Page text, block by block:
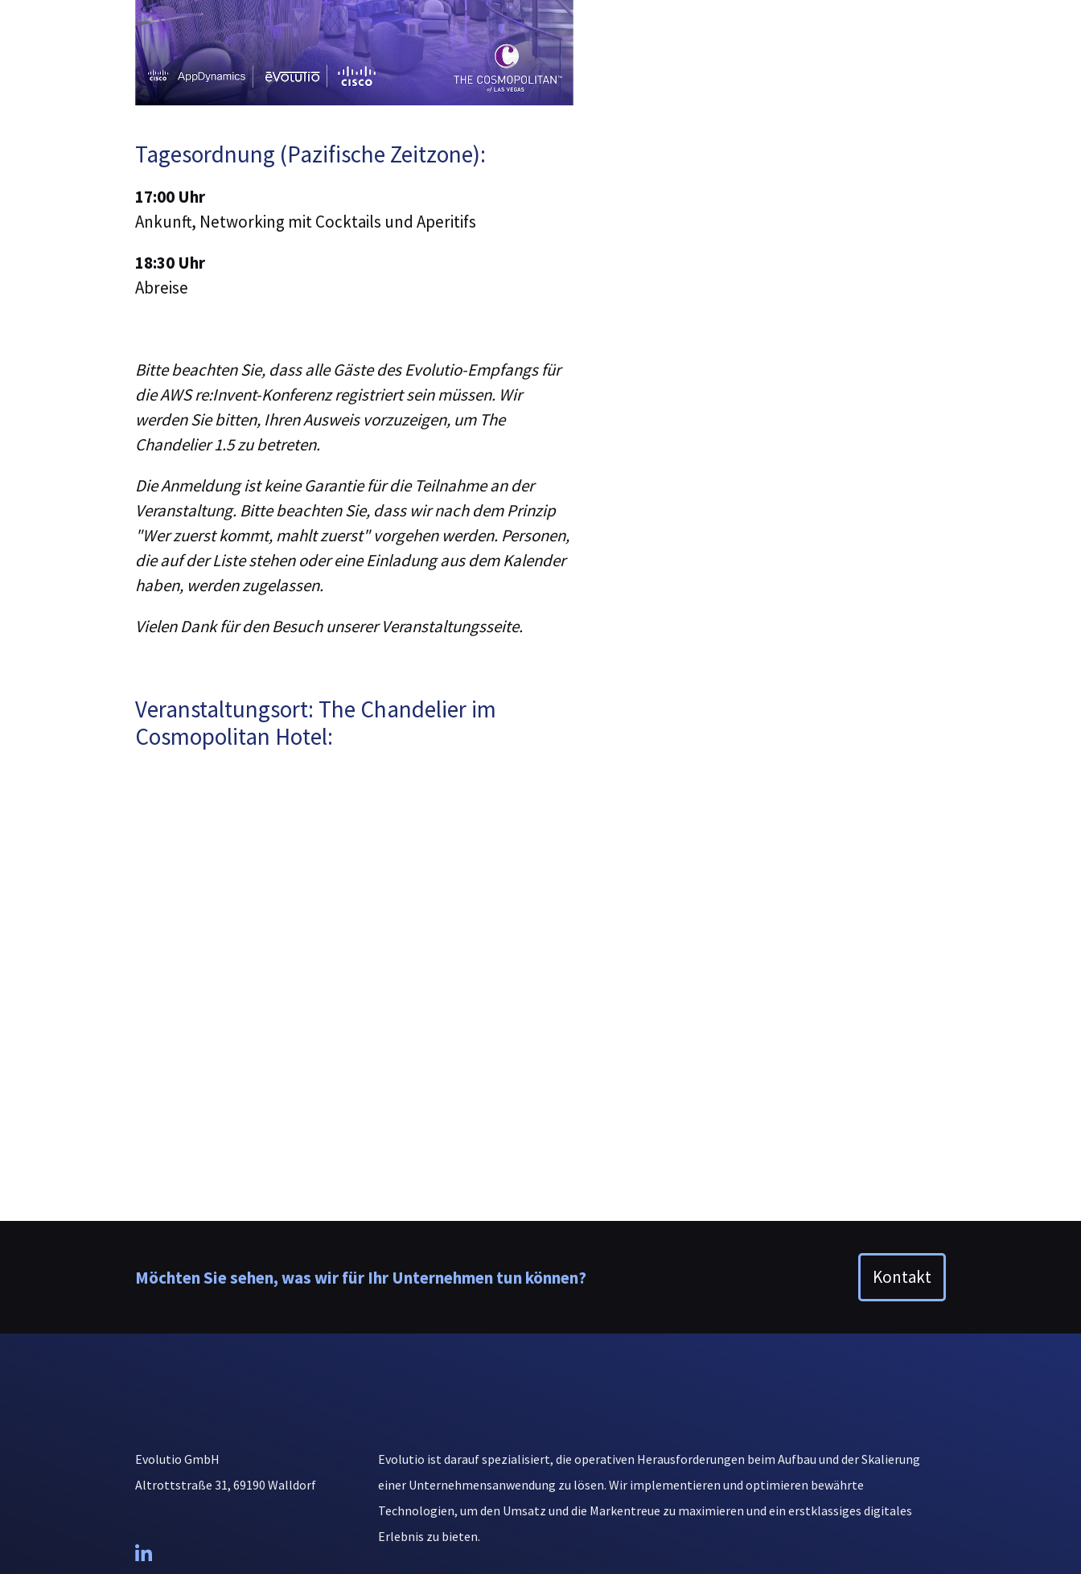
Tagesordnung (Pazifische Zeitzone):
17:00 Uhr
Ankunft, Networking mit Cocktails und Aperitifs
18:30 Uhr
Abreise
Bitte beachten Sie, dass alle Gäste des Evolutio-Empfangs für
die AWS re:Invent-Konferenz registriert sein müssen. Wir
werden Sie bitten, Ihren Ausweis vorzuzeigen, um The
Chandelier 1.5 zu betreten.
Die Anmeldung ist keine Garantie für die Teilnahme an der
Veranstaltung. Bitte beachten Sie, dass wir nach dem Prinzip
"Wer zuerst kommt, mahlt zuerst" vorgehen werden. Personen,
die auf der Liste stehen oder eine Einladung aus dem Kalender
haben, werden zugelassen.
Vielen Dank für den Besuch unserer Veranstaltungsseite.
Veranstaltungsort: The Chandelier im
Cosmopolitan Hotel:
Möchten Sie sehen, was wir für Ihr Unternehmen tun können? Kontakt
Evolutio GmbH
Altrottstraße 31, 69190 Walldorf

Evolutio ist darauf spezialisiert, die operativen Herausforderungen beim Aufbau und der Skalierung
einer Unternehmensanwendung zu lösen. Wir implementieren und optimieren bewährte
Technologien, um den Umsatz und die Markentreue zu maximieren und ein erstklassiges digitales
Erlebnis zu bieten.